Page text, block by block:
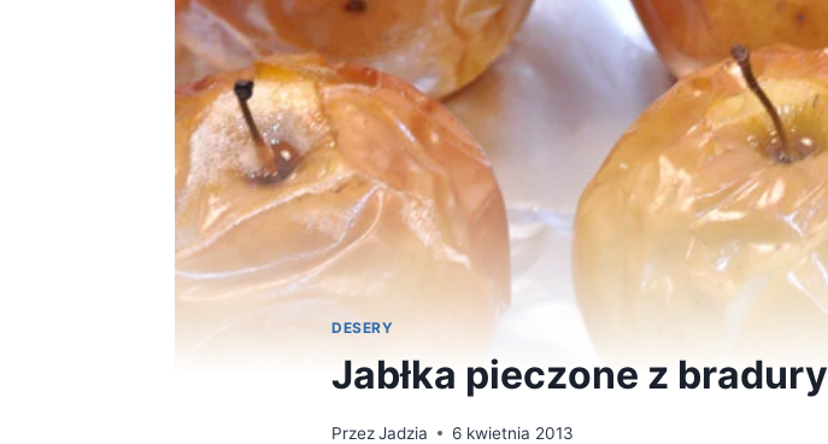
DESERY
Jabłka pieczone z bradury
PrzezJadzia 6 kwietnia 2013